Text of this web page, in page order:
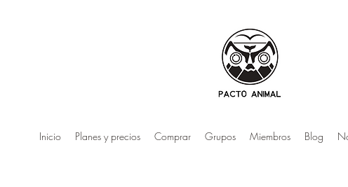
Inicio Planes y precios Comprar Grupos Miembros Blog